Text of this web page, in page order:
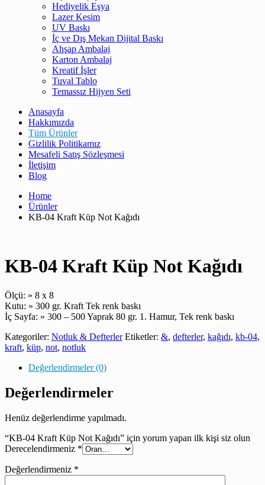
Hediyelik Eşya
Lazer Kesim
UV Baskı
İç ve Dış Mekan Dijital Baskı
Ahşap Ambalaj
Karton Ambalaj
Kreatif İşler
Tuval Tablo
Temassız Hijyen Seti
Anasayfa
Hakkımızda
Tüm Ürünler
Gizlilik Politikamız
Mesafeli Satış Sözleşmesi
İletişim
Blog
Home
Ürünler
KB-04 Kraft Küp Not Kağıdı
KB-04 Kraft Küp Not Kağıdı
Ölçü: » 8 x 8
Kutu: » 300 gr. Kraft Tek renk baskı
İç Sayfa: » 300 – 500 Yaprak 80 gr. 1. Hamur, Tek renk baskı
Kategoriler: Notluk & Defterler Etiketler: &, defterler, kağıdı, kb-04,
kraft, küp, not, notluk
Değerlendirmeler (0)
Değerlendirmeler
Henüz değerlendirme yapılmadı.
“KB-04 Kraft Küp Not Kağıdı” için yorum yapan ilk kişi siz olun
Derecelendirmeniz *
Değerlendirmeniz *